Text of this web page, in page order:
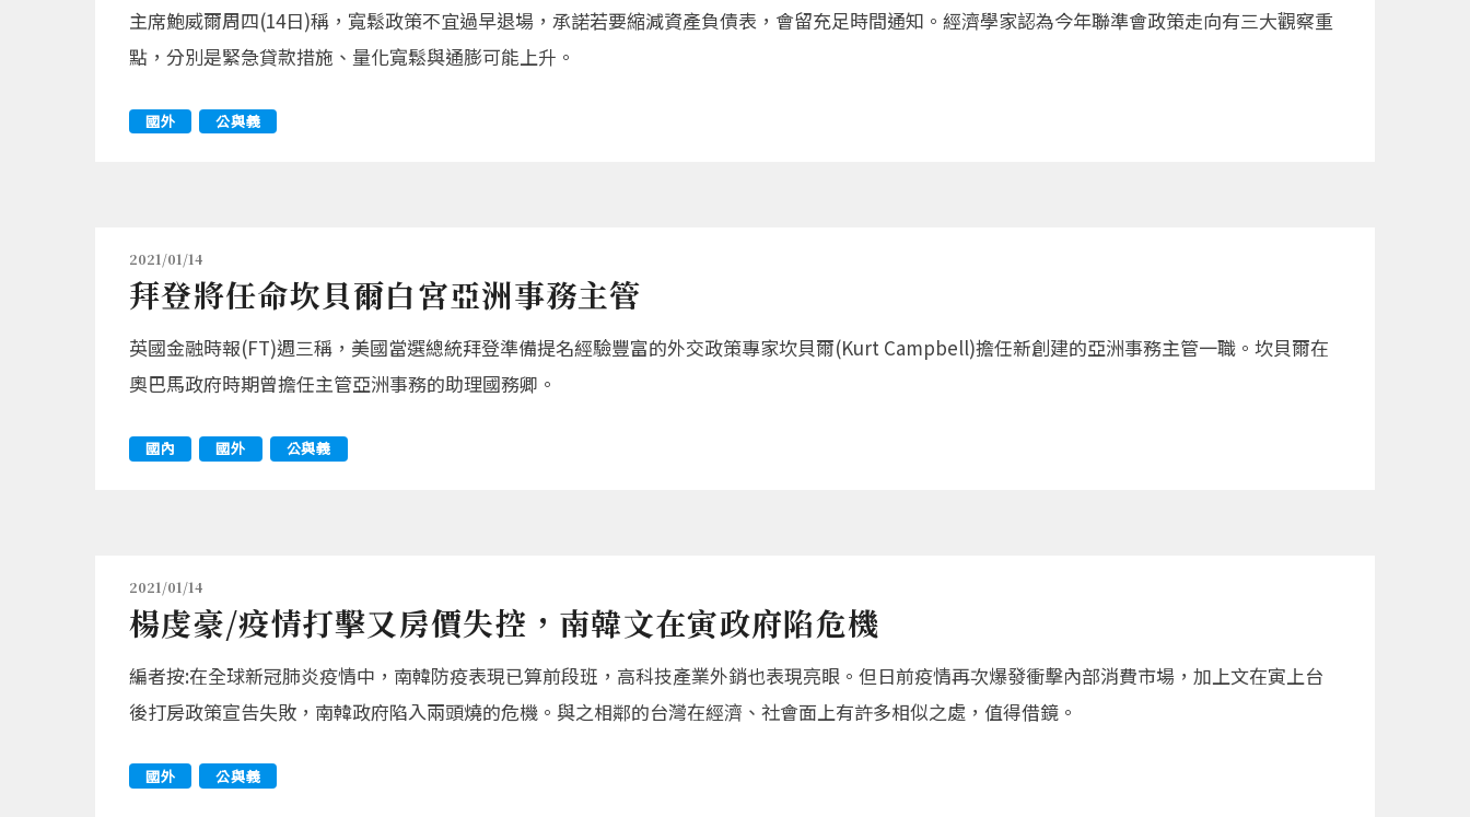
主席鮑威爾周四(14日)稱，寬鬆政策不宜過早退場，承諾若要縮減資產負債表，會留充足時間通知。經濟學家認為今年聯準會政策走向有三大觀察重
點，分別是緊急貸款措施、量化寬鬆與通膨可能上升。
國外 公與義
2021/01/14
拜登將任命坎貝爾白宮亞洲事務主管
英國金融時報(FT)週三稱，美國當選總統拜登準備提名經驗豐富的外交政策專家坎貝爾(Kurt Campbell)擔任新創建的亞洲事務主管一職。坎貝爾在
奧巴馬政府時期曾擔任主管亞洲事務的助理國務卿。
國內 國外 公與義
2021/01/14
楊虔豪/疫情打擊又房價失控，南韓文在寅政府陷危機
編者按:在全球新冠肺炎疫情中，南韓防疫表現已算前段班，高科技產業外銷也表現亮眼。但日前疫情再次爆發衝擊內部消費市場，加上文在寅上台
後打房政策宣告失敗，南韓政府陷入兩頭燒的危機。與之相鄰的台灣在經濟、社會面上有許多相似之處，值得借鏡。
國外 公與義